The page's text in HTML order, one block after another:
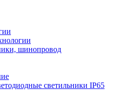
шинопровод
светильники IP65